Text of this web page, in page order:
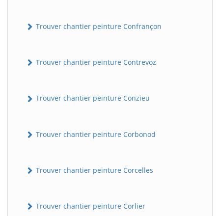
Trouver chantier peinture Confrançon
Trouver chantier peinture Contrevoz
Trouver chantier peinture Conzieu
Trouver chantier peinture Corbonod
Trouver chantier peinture Corcelles
Trouver chantier peinture Corlier